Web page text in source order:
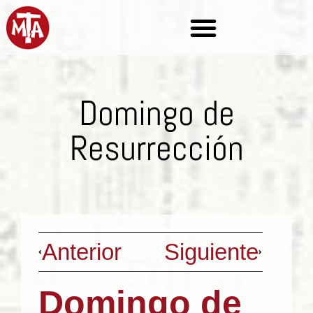
Domingo de
Resurrección
Anterior Siguiente
Domingo de